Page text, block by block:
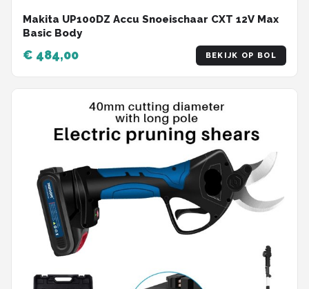
Makita UP100DZ Accu Snoeischaar CXT 12V Max
Basic Body
€ 484,00 BEKIJK OP BOL